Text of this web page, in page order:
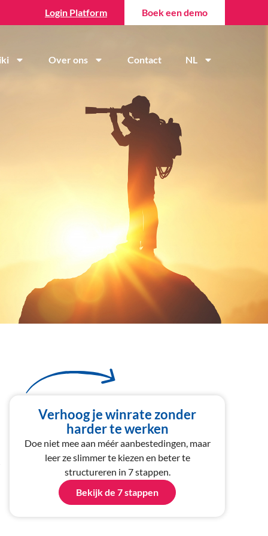
Login Platform Boek een demo
Over ons Contact NL
Verhoog je winrate zonder
harder te werken
Doe niet mee aan méér aanbestedingen, maar
leer ze slimmer te kiezen en beter te
structureren in 7 stappen.
Bekijk de 7 stappen